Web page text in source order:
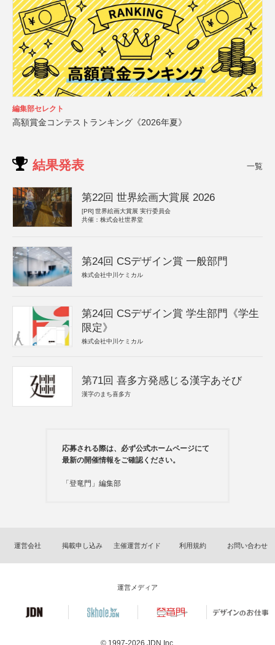
編集部セレクト
高額賞金コンテストランキング《2026年夏》
結果発表 一覧
第22回 世界絵画大賞展 2026
[PR] 世界絵画大賞展 実行委員会
共催：株式会社世界堂
第24回 CSデザイン賞 一般部門
株式会社中川ケミカル
第24回 CSデザイン賞 学生部門《学生
限定》
株式会社中川ケミカル
第71回 喜多方発感じる漢字あそび
漢字のまち喜多方
応募される際は、必ず公式ホームページにて
最新の開催情報をご確認ください。
「登竜門」編集部
運営会社 掲載申し込み 主催運営ガイド 利用規約 お問い合わせ
運営メディア
© 1997-2026 JDN Inc.